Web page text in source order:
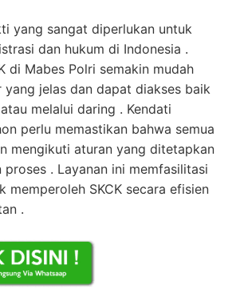
yang sangat diperlukan untuk
dan hukum di Indonesia .
di Mabes Polri semakin mudah
yang jelas dan dapat diakses baik
melalui daring . Kendati
perlu memastikan bahwa semua
mengikuti aturan yang ditetapkan
proses . Layanan ini memfasilitasi
memperoleh SKCK secara efisien
.